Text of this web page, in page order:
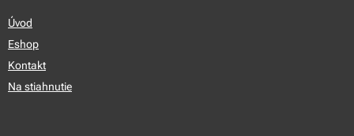
Úvod
Eshop
Kontakt
Na stiahnutie